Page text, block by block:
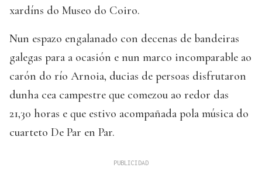
xardíns do Museo do Coiro.
Nun espazo engalanado con decenas de bandeiras
galegas para a ocasión e nun marco incomparable ao
carón do río Arnoia, ducias de persoas disfrutaron
dunha cea campestre que comezou ao redor das
21,30 horas e que estivo acompañada pola música do
cuarteto De Par en Par.